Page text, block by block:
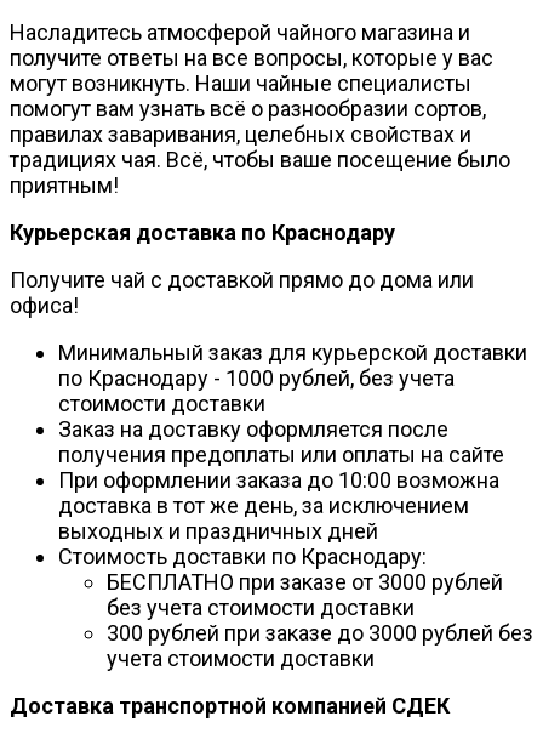
Насладитесь атмосферой чайного магазина и
получите ответы на все вопросы, которые у вас
могут возникнуть. Наши чайные специалисты
помогут вам узнать всё о разнообразии сортов,
правилах заваривания, целебных свойствах и
традициях чая. Всё, чтобы ваше посещение было
приятным!
Курьерская доставка по Краснодару
Получите чай с доставкой прямо до дома или
офиса!
Минимальный заказ для курьерской доставки
по Краснодару - 1000 рублей, без учета
стоимости доставки
Заказ на доставку оформляется после
получения предоплаты или оплаты на сайте
При оформлении заказа до 10:00 возможна
доставка в тот же день, за исключением
выходных и праздничных дней
Стоимость доставки по Краснодару:
БЕСПЛАТНО при заказе от 3000 рублей
без учета стоимости доставки
300 рублей при заказе до 3000 рублей без
учета стоимости доставки
Доставка транспортной компанией СДЕК